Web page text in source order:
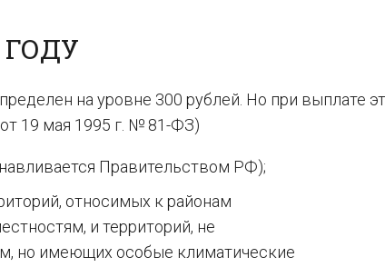
ГОДУ
на уровне 300 рублей. Но при выплате
от 19 мая 1995 г. № 81-ФЗ)
Правительством РФ);
относимых к районам
и территорий, не
но имеющих особые климатические